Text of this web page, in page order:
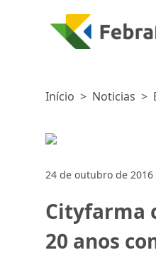
Início > Noticias >
24 de outubro de 2016
Cityfarma
20 anos